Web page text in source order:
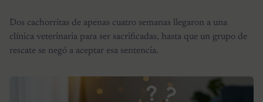
Dos cachorritas de apenas cuatro semanas llegaron a una
clínica veterinaria para ser sacrificadas, hasta que un grupo de
rescate se negó a aceptar esa sentencia.